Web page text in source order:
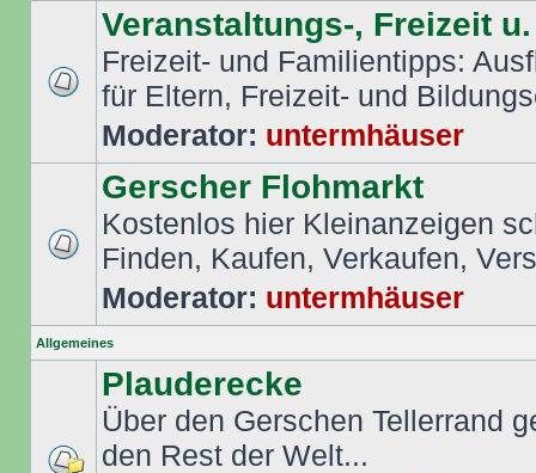
Veranstaltungs-, Freizeit
Freizeit- und Familientipps:
für Eltern, Freizeit- und
Moderator: untermhäuser
Gerscher Flohmarkt
Kostenlos hier Kleinanzeigen
Finden, Kaufen, Verkaufen,
Moderator: untermhäuser
Allgemeines
Plauderecke
Über den Gerschen Tellerrand
den Rest der Welt...